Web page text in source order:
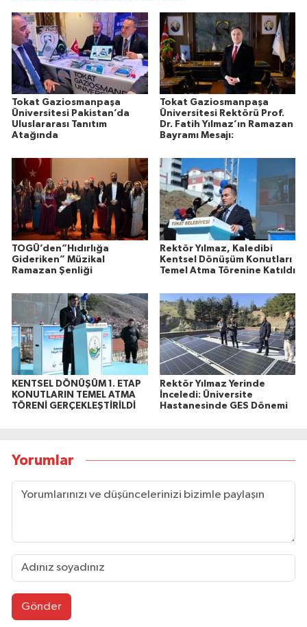
Tokat Gaziosmanpaşa
Üniversitesi Pakistan’da
Uluslararası Tanıtım
Atağında
Tokat Gaziosmanpaşa
Üniversitesi Rektörü Prof.
Dr. Fatih Yılmaz’ın Ramazan
Bayramı Mesajı:
TOGÜ’den“Hıdırlığa
Gideriken” Müzikal
Ramazan Şenliği
Rektör Yılmaz, Kaledibi
Kentsel Dönüşüm Konutları
Temel Atma Törenine Katıldı
KENTSEL DÖNÜŞÜM 1. ETAP
KONUTLARIN TEMEL ATMA
TÖRENİ GERÇEKLEŞTİRİLDİ
Rektör Yılmaz Yerinde
İnceledi: Üniversite
Hastanesinde GES Dönemi
Yorumlar
Gönder